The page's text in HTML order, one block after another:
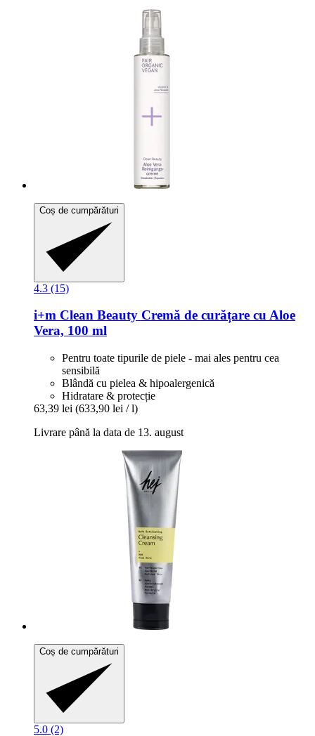
Coș de cumpărături
4.3 (15)
i+m Clean Beauty Cremă de curățare cu Aloe
Vera, 100 ml
Pentru toate tipurile de piele - mai ales pentru cea
sensibilă
Blândă cu pielea & hipoalergenică
Hidratare & protecție
63,39 lei (633,90 lei / l)
Livrare până la data de 13. august
Coș de cumpărături
5.0 (2)